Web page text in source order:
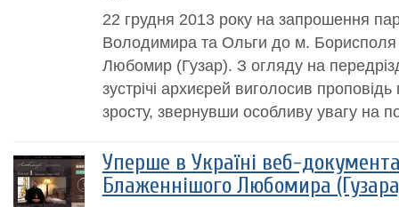
22 грудня 2013 року на запрошення
Володимира та Ольги до м. Борисполя
Любомир (Гузар). З огляду на
зустрічі архиєрей виголосив
зросту, звернувши особливу увагу на
Уперше в Україні веб-
Блаженнішого Любомира